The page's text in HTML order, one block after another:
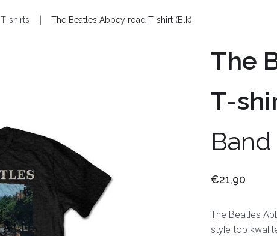
T-shirts The Beatles Abbey road T-shirt (Blk)
The
T-
€21,90
The Beatles
style top